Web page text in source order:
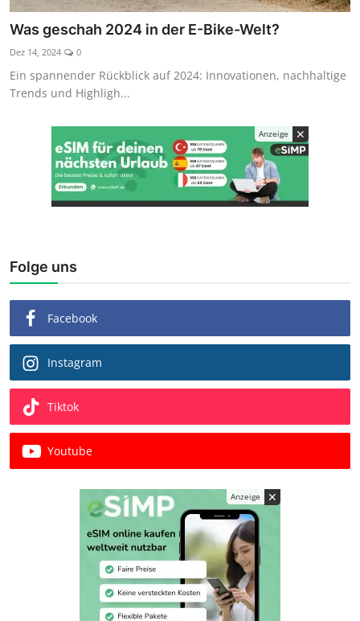
Kaufberatung
Was geschah 2024 in der E-Bike-Welt?
Dez 14, 2024 0
Ein spannender Rückblick auf 2024: Innovationen, nachhaltige
Trends und Highligh...
Anzeige ✕
Folge uns
Facebook
Instagram
Tiktok
Youtube
Anzeige ✕